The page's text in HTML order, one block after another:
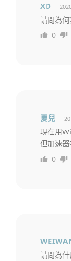
XD
請問為
0
夏兒
現在用
但加速
0
請問為